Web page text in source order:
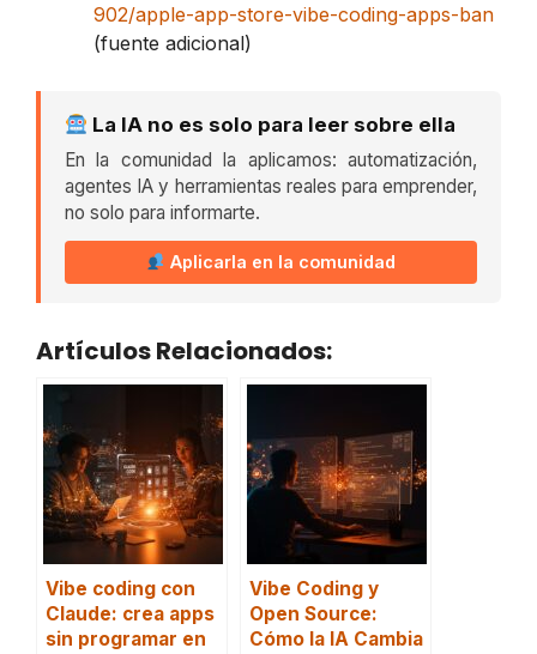
902/apple-app-store-vibe-coding-apps-ban
(fuente adicional)
La IA no es solo para leer sobre ella
En la comunidad la aplicamos: automatización,
agentes IA y herramientas reales para emprender,
no solo para informarte.
Aplicarla en la comunidad
Artículos Relacionados:
Vibe coding con
Claude: crea apps
sin programar en
Vibe Coding y
Open Source:
Cómo la IA Cambia